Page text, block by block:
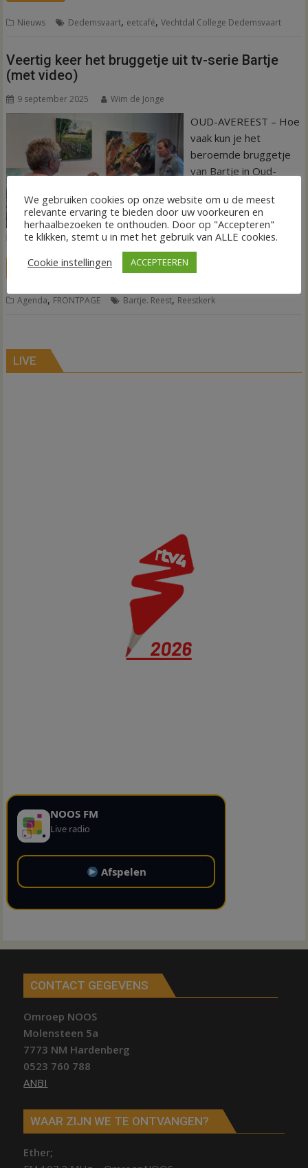
Nieuws Dedemsvaart, eetcafé,Vechtdal College Dedemsvaart
Veertig keer het bruggetje uit tv-serie Bartje
(met video)
9 september 2025 Wim de Jonge
OUD-AVEREEST – Hoe
vaak kun je het
beroemde bruggetje
van Bartje in Oud-
In ieder geval veertig
keer. Zoveel
kunstwerken van de kerkvonder zijn in de Reestkerk te zien.
LEES MEER
Agenda, FRONTPAGE Bartje. Reest, Reestkerk
LIVE
NOOS FM
Live radio
Afspelen
CONTACT GEGEVENS
Omroep NOOS
Molensteen 5a
7773 NM Hardenberg
0523 760 788
ANBI
WAAR ZIJN WE TE ONTVANGEN?
Ether;
We gebruiken cookies op onze website om u de meest
relevante ervaring te bieden door uw voorkeuren en
herhaalbezoeken te onthouden. Door op "Accepteren"
te klikken, stemt u in met het gebruik van ALLE cookies.
Cookie instellingen
ACCEPTEEREN